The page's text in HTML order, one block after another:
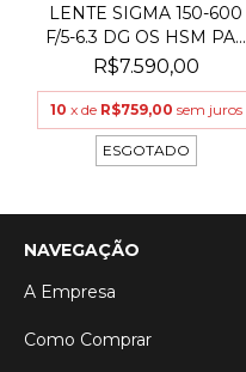
LENTE SIGMA 150-600
F/5-6.3 DG OS HSM PA...
R$7.590,00
10 x de R$759,00 sem juros
ESGOTADO
NAVEGAÇÃO
A Empresa
Como Comprar